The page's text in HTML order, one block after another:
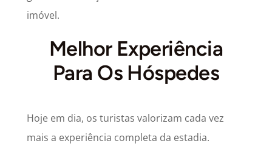
imóvel.
Melhor Experiência
Para Os Hóspedes
Hoje em dia, os turistas valorizam cada vez
mais a experiência completa da estadia.